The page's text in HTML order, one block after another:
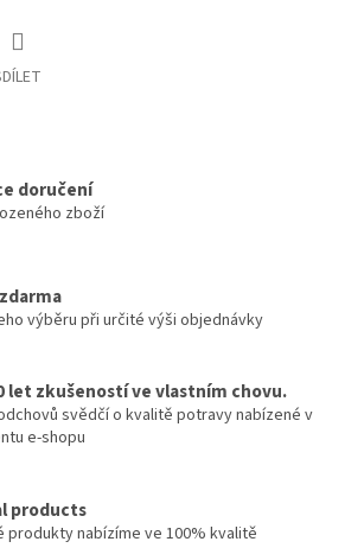
doručení
zboží
výběru při určité výši objednávky
let zkušeností ve vlastním chovu.
svědčí o kvalitě potravy nabízené v
e-shopu
products
produkty nabízíme ve 100% kvalitě